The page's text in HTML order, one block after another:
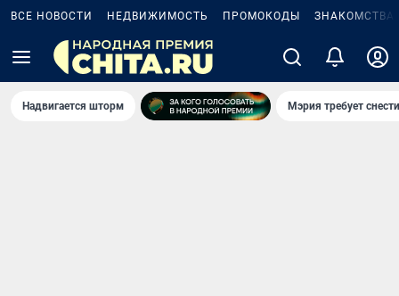
ВСЕ НОВОСТИ НЕДВИЖИМОСТЬ ПРОМОКОДЫ ЗНАКОМСТВА
Надвигается шторм Мэрия требует